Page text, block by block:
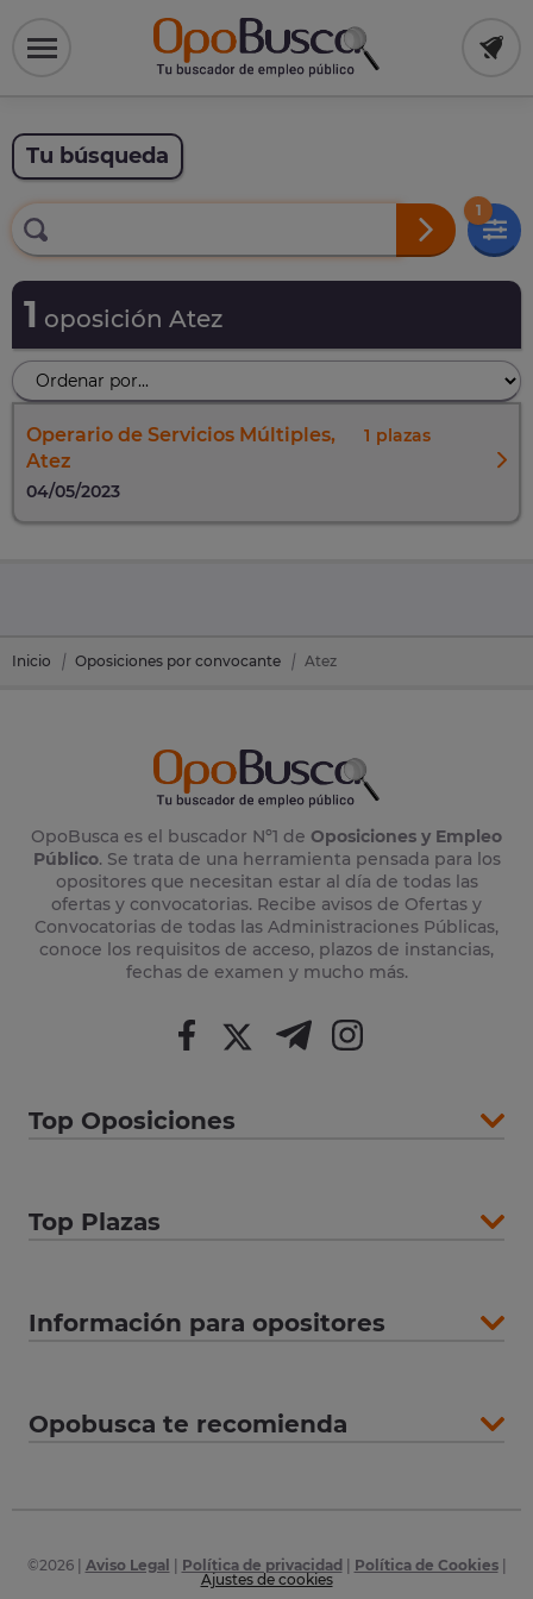
Tu búsqueda
1
1 oposición Atez
Operario de Servicios Múltiples,
Atez
1
04/05/2023
Inicio Oposiciones por convocante Atez
OpoBusca es el buscador Nº1 de Oposiciones y Empleo
Público. Se trata de una herramienta pensada para los
opositores que necesitan estar al día de todas las
ofertas y convocatorias. Recibe avisos de Ofertas y
Convocatorias de todas las Administraciones Públicas,
conoce los requisitos de acceso, plazos de instancias,
fechas de examen y mucho más.
Top Oposiciones
Top Plazas
Información para opositores
Opobusca te recomienda
©2026| Aviso Legal Política de privacidad Política de Cookies|
Ajustes de cookies